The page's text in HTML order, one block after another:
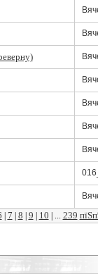
7 8 9 10 | ... 239